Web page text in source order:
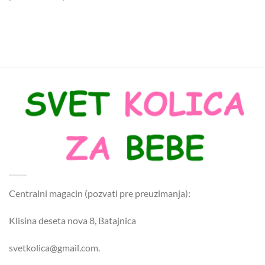
Centralni magacin (pozvati pre preuzimanja):
Klisina deseta nova 8, Batajnica
svetkolica@gmail.com.